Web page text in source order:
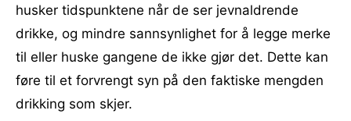
husker tidspunktene når de ser jevnaldrende
drikke, og mindre sannsynlighet for å legge merke
til eller huske gangene de ikke gjør det. Dette kan
føre til et forvrengt syn på den faktiske mengden
drikking som skjer.